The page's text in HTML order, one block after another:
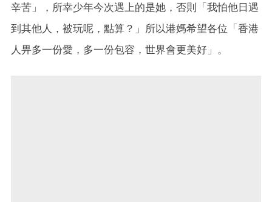
辛苦」，所幸少年今次遇上的是她，否則「我怕他日遇
到其他人，被玩呢，點算？」所以港媽希望各位「香港
人畀多一份愛，多一份包容，世界會更美好」。